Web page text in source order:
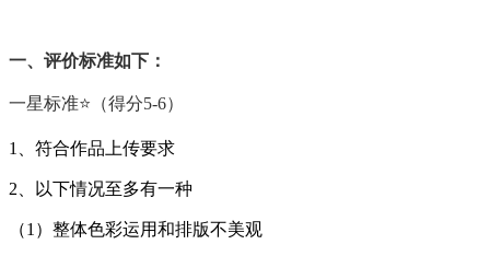
一、评价标准如下：
一星标准⭐️（得分5-6）
1、符合作品上传要求
2、以下情况至多有一种
（1）整体色彩运用和排版不美观